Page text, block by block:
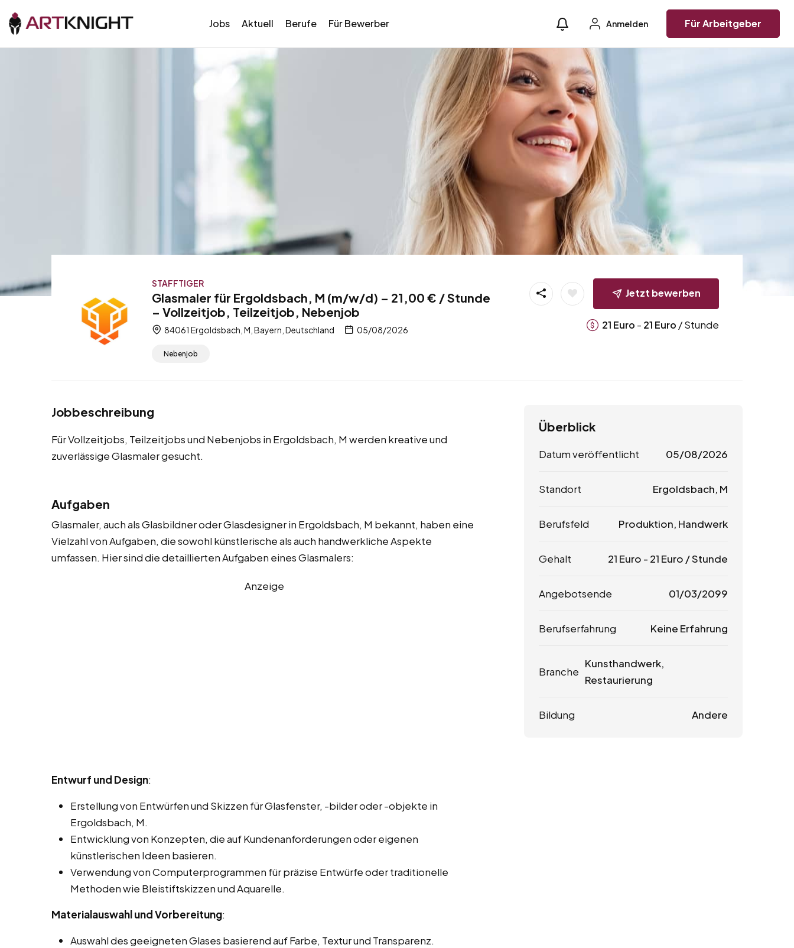
Jobs Aktuell Berufe Für Bewerber Anmelden Für Arbeitgeber
STAFFTIGER
Glasmaler für Ergoldsbach, M (m/w/d) – 21,00 € / Stunde
– Vollzeitjob, Teilzeitjob, Nebenjob
84061 Ergoldsbach, M, Bayern, Deutschland 05/08/2026
Nebenjob
Jetzt bewerben
21 Euro - 21 Euro / Stunde
Jobbeschreibung
Für Vollzeitjobs, Teilzeitjobs und Nebenjobs in Ergoldsbach, M werden kreative und
zuverlässige Glasmaler gesucht.
Aufgaben
Glasmaler, auch als Glasbildner oder Glasdesigner in Ergoldsbach, M bekannt, haben eine
Vielzahl von Aufgaben, die sowohl künstlerische als auch handwerkliche Aspekte
umfassen. Hier sind die detaillierten Aufgaben eines Glasmalers:
Anzeige
Entwurf und Design:
Erstellung von Entwürfen und Skizzen für Glasfenster, -bilder oder -objekte in
Ergoldsbach, M.
Entwicklung von Konzepten, die auf Kundenanforderungen oder eigenen
künstlerischen Ideen basieren.
Verwendung von Computerprogrammen für präzise Entwürfe oder traditionelle
Methoden wie Bleistiftskizzen und Aquarelle.
Materialauswahl und Vorbereitung:
Auswahl des geeigneten Glases basierend auf Farbe, Textur und Transparenz.
Überblick
Datum veröffentlicht 05/08/2026
Standort Ergoldsbach, M
Berufsfeld Produktion, Handwerk
Gehalt 21 Euro - 21 Euro / Stunde
Angebotsende 01/03/2099
Berufserfahrung Keine Erfahrung
Branche
Kunsthandwerk,
Restaurierung
Bildung Andere